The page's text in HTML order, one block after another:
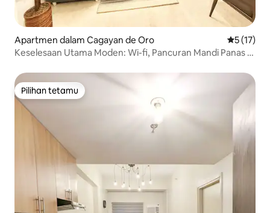
Apartmen dalam Cagayan de Oro
5 (17)
Keselesaan Utama Moden: Wi-fi, Pancuran Mandi Panas &
Pilihan tetamu
Pilihan tetamu